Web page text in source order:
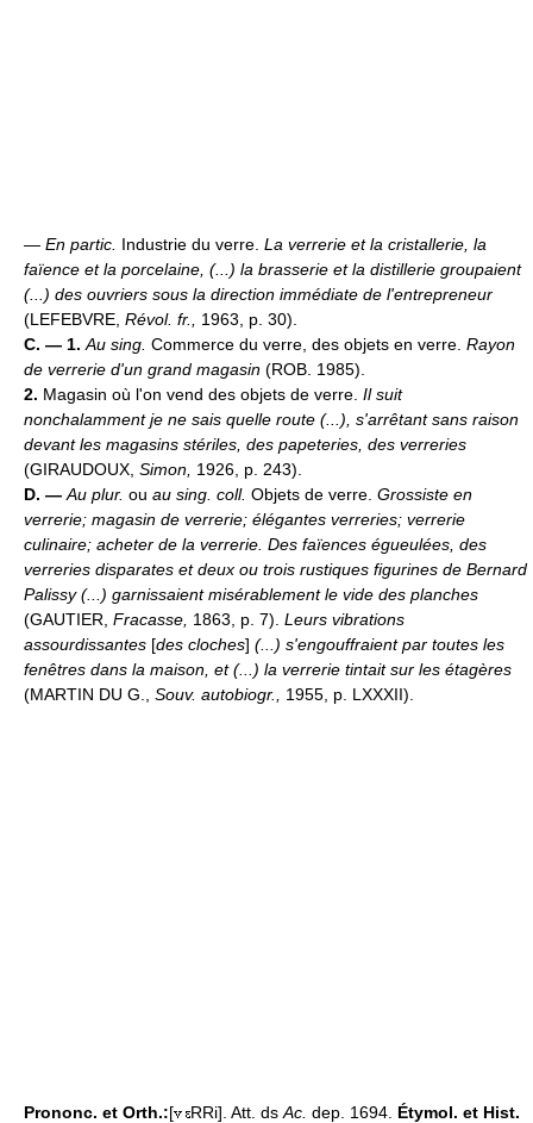
— En partic. Industrie du verre. La verrerie et la cristallerie, la
faïence et la porcelaine, (...) la brasserie et la distillerie groupaient
(...) des ouvriers sous la direction immédiate de l'entrepreneur
(LEFEBVRE, Révol. fr., 1963, p. 30).
C. — 1. Au sing. Commerce du verre, des objets en verre. Rayon
de verrerie d'un grand magasin (ROB. 1985).
2. Magasin où l'on vend des objets de verre. Il suit
nonchalamment je ne sais quelle route (...), s'arrêtant sans raison
devant les magasins stériles, des papeteries, des verreries
(GIRAUDOUX, Simon, 1926, p. 243).
D. — Au plur. ou au sing. coll. Objets de verre. Grossiste en
verrerie; magasin de verrerie; élégantes verreries; verrerie
culinaire; acheter de la verrerie. Des faïences égueulées, des
verreries disparates et deux ou trois rustiques figurines de Bernard
Palissy (...) garnissaient misérablement le vide des planches
(GAUTIER, Fracasse, 1863, p. 7). Leurs vibrations
assourdissantes [des cloches] (...) s'engouffraient par toutes les
fenêtres dans la maison, et (...) la verrerie tintait sur les étagères
(MARTIN DU G., Souv. autobiogr., 1955, p. LXXXII).
Prononc. et Orth.:[ RRi]. Att. ds Ac. dep. 1694. Étymol. et Hist.